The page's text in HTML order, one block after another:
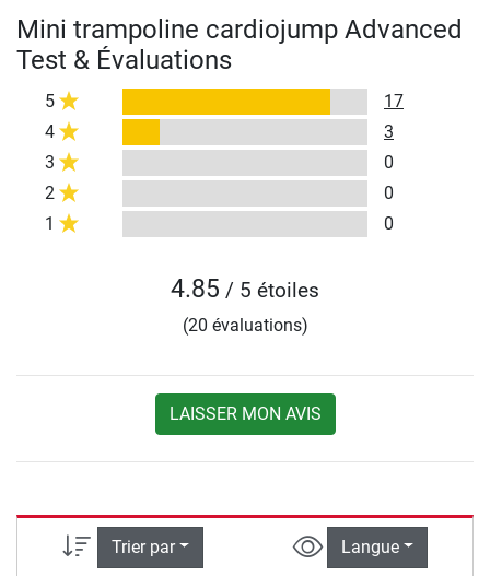
Mini trampoline cardiojump Advanced
Test & Évaluations
5
17
4
3
3
0
2
0
1
0
4.85 / 5 étoiles
(20 évaluations)
LAISSER MON AVIS
Trier par Langue